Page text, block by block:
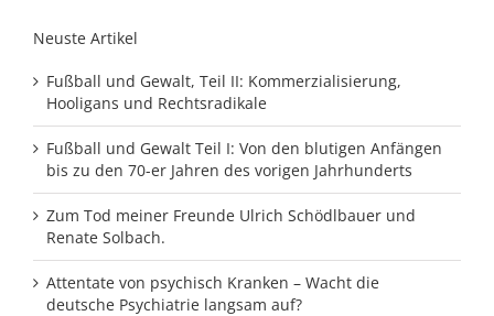
Neuste Artikel
Fußball und Gewalt, Teil II: Kommerzialisierung,
Hooligans und Rechtsradikale
Fußball und Gewalt Teil I: Von den blutigen Anfängen
bis zu den 70-er Jahren des vorigen Jahrhunderts
Zum Tod meiner Freunde Ulrich Schödlbauer und
Renate Solbach.
Attentate von psychisch Kranken – Wacht die
deutsche Psychiatrie langsam auf?